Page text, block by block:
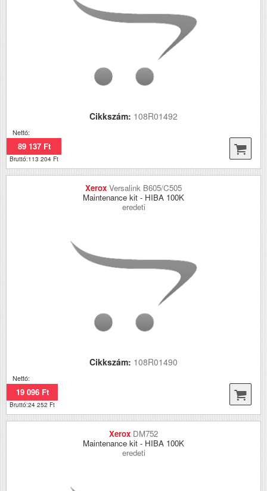
Cikkszám: 108R01492
Nettó:
89 137 Ft
Bruttó:113 204 Ft
Xerox Versalink B605/C505
Maintenance kit - HIBA 100K
eredeti
Cikkszám: 108R01490
Nettó:
19 096 Ft
Bruttó:24 252 Ft
Xerox DM752
Maintenance kit - HIBA 100K
eredeti